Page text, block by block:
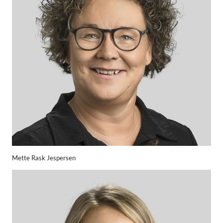
Mette Rask Jespersen